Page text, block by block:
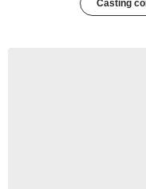
Casting